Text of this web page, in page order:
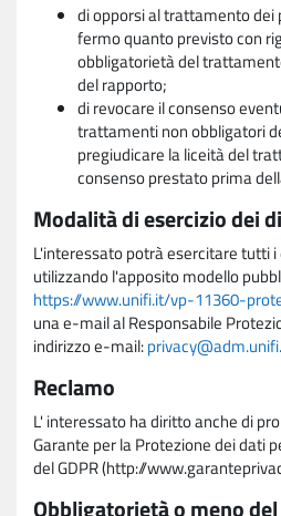
di opporsi al trattamento dei
fermo quanto previsto con
obbligatorietà del
del rapporto;
di revocare il consenso
trattamenti non obbligatori
pregiudicare la liceità del
consenso prestato prima
Modalità di esercizio dei
L'interessato potrà esercitare tutti
utilizzando l'apposito modello
https://www.unifi.it/vp-11360-
una e-mail al Responsabile
indirizzo e-mail:
Reclamo
L' interessato ha diritto anche di
Garante per la Protezione dei dati
del GDPR (http://
Obbligatorietà o meno